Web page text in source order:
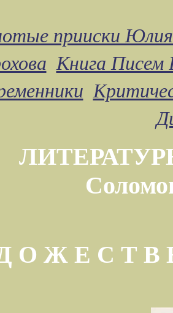
прииски
Книга Писем
О Ж Е С Т